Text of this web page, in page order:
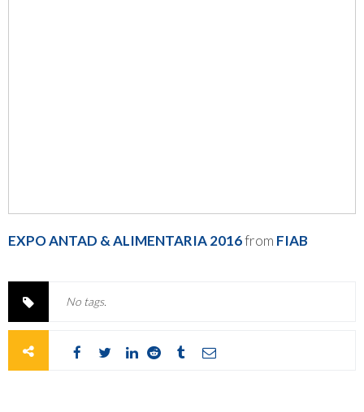
EXPO ANTAD & ALIMENTARIA 2016from FIAB
No tags.